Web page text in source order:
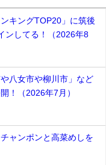
キングTOP20」に筑後
ンしてる！（2026年8
八女市や柳川市」など
！（2026年7月）
ャンポンと高菜めしを